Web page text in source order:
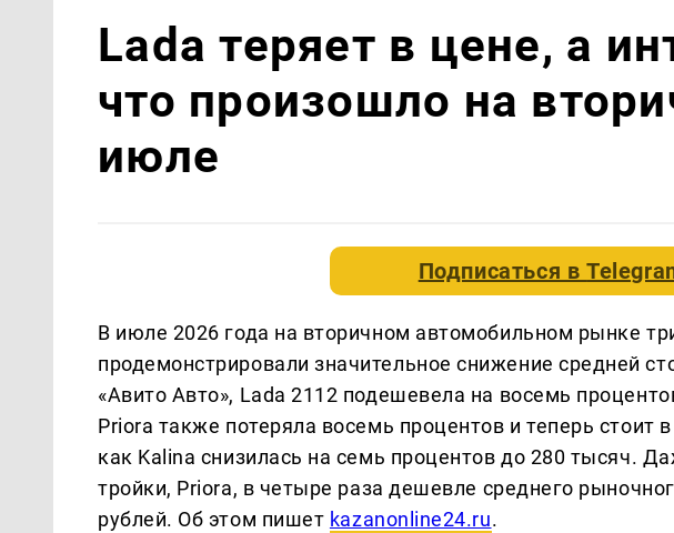
Lada теряет в цене, а
что произошло на
июле
Подписаться в
В июле 2026 года на вторичном автомобильном рынке
продемонстрировали значительное снижение средней
«Авито Авто», Lada 2112 подешевела на восемь
Priora также потеряла восемь процентов и теперь стоит
как Kalina снизилась на семь процентов до 280 тысяч.
тройки, Priora, в четыре раза дешевле среднего
рублей. Об этом пишет kazanonline24.ru.